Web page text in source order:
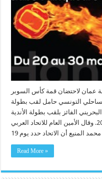
عمان لاحتضان قمة كأس السوبر
التونسي حامل لقب بطولة
الفائز بلقب بطولة الأندية
العربية ابطال الكؤوس للعام الماضي 2015. وقال الأمين العام للاتحاد العربي
Read More »